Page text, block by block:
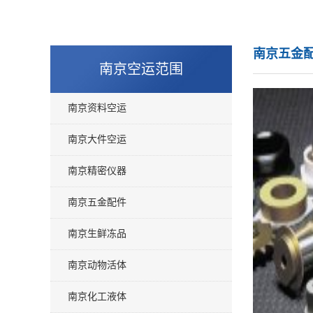
南京空运范围
南京资料空运
南京大件空运
南京精密仪器
南京五金配件
南京生鲜冻品
南京动物活体
南京化工液体
南京五金